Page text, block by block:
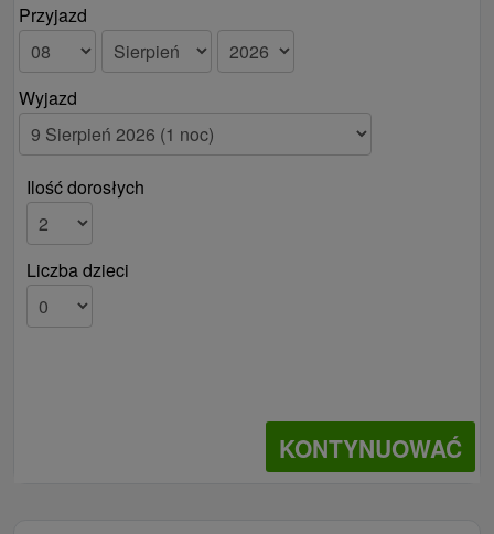
Przyjazd
Wyjazd
Ilość dorosłych
Liczba dzieci
KONTYNUOWAĆ